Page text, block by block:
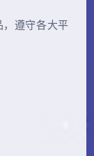
遵守各大平